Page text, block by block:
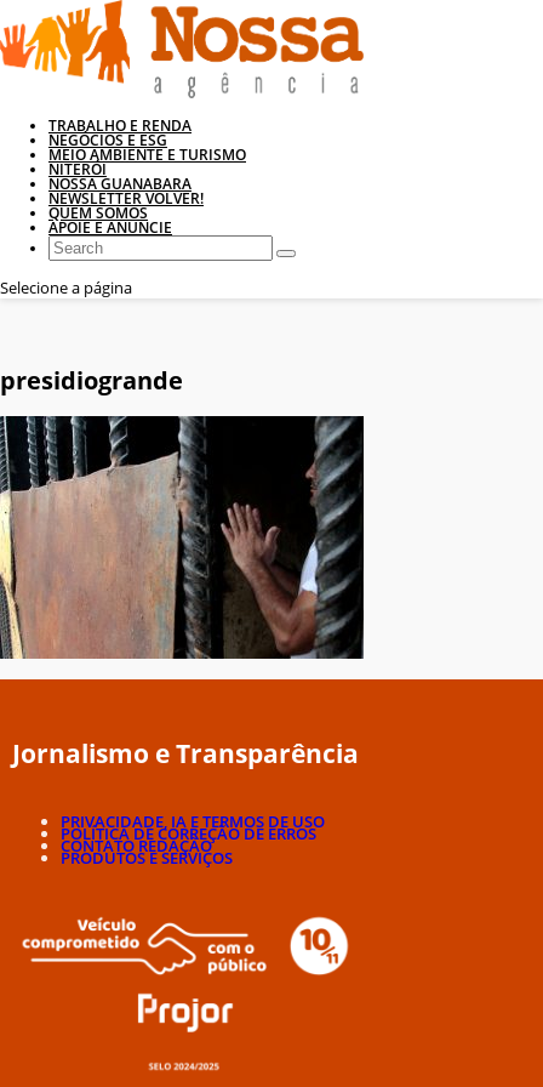
TRABALHO E RENDA
NEGÓCIOS E ESG
MEIO AMBIENTE E TURISMO
NITERÓI
NOSSA GUANABARA
NEWSLETTER VOLVER!
QUEM SOMOS
APOIE E ANUNCIE
Selecione a página
presidiogrande
Jornalismo e Transparência
PRIVACIDADE, IA E TERMOS DE USO
POLÍTICA DE CORREÇÃO DE ERROS
CONTATO REDAÇÃO
PRODUTOS E SERVIÇOS